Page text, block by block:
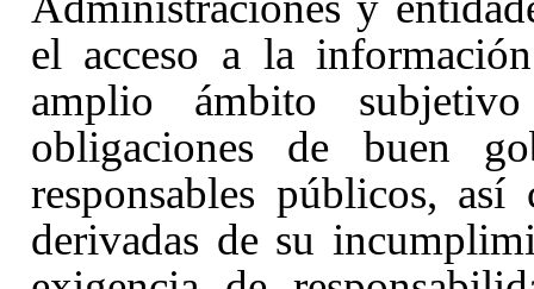
el acceso a la
amplio ámbito
obligaciones de buen
responsables públicos,
derivadas de su